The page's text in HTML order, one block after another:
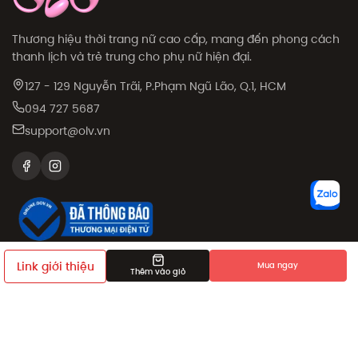
Link giới thiệu Thêm vào giỏ
Mua ngay
Thương hiệu thời trang nữ cao cấp, mang đến phong cách
thanh lịch và trẻ trung cho phụ nữ hiện đại.
127 - 129 Nguyễn Trãi, P.Phạm Ngũ Lão, Q.1, HCM
094 727 5687
support@olv.vn
SẢN PHẨM
Sale
CHÍNH SÁCH
Chính sách đổi trả